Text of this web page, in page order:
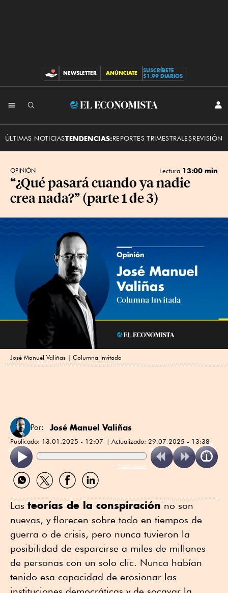
CONTRIBUCIONES
NEWSLETTER ANÚNCIATE
SUSCRÍBETE
$1.99 DIARIOS
El
ÚLTIMAS NOTICIASTENDENCIAS:REPORTES TRIMESTRALESREVISIÓN
OPINIÓN Lectura 13:00 min
“¿Qué pasará cuando ya nadie
crea nada?” (parte 1 de 3)
José Manuel Valiñas | Columna Invitada
Por: José Manuel Valiñas
Publicado: 13.01.2025 - 12:07 Actualizado: 29.07.2025 - 13:38
ReadSpeaker
Compartir
por
Compartir
por
Compartir
por
Compartir
por
Las teorías de la conspiración no son
nuevas, y florecen sobre todo en tiempos de
guerra o de crisis, pero nunca tuvieron la
posibilidad de esparcirse a miles de millones
de personas con un solo clic. Nunca habían
tenido esa capacidad de erosionar las